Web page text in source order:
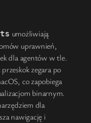
umożliwiają
uprawnień,
dla agentów w tle.
zegara po
co zapobiega
binarnym.
dla
nawigację i